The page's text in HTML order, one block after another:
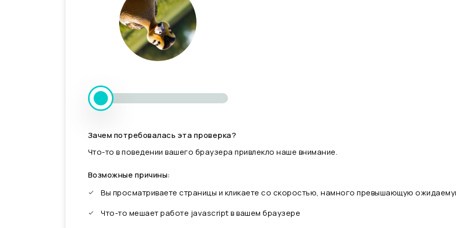
Зачем потребовалась эта проверка?
Что-то в поведении вашего браузера привлекло наше внимание.
Возможные причины:
Вы просматриваете страницы и кликаете со скоростью, намного превышающую
Что-то мешает работе javascript в вашем браузере